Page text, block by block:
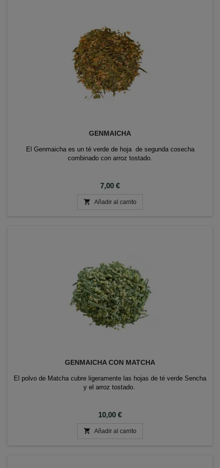
GENMAICHA
El Genmaicha es un té verde de hoja de segunda cosecha
combinado con arroz tostado.
Precio
7,00 €
 Añadir al carrito
GENMAICHA CON MATCHA
El polvo de Matcha cubre ligeramente las hojas de té verde Sencha
y el arroz tostado.
Precio
10,00 €
 Añadir al carrito